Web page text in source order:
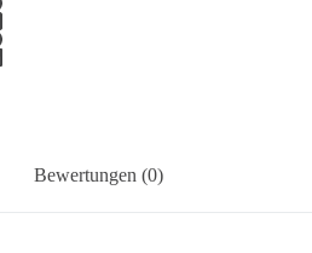
Bewertungen (0)